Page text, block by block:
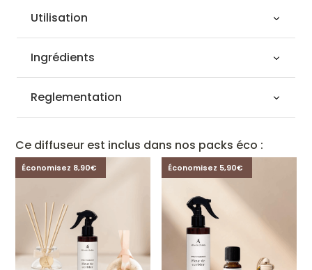
Utilisation
Ingrédients
Reglementation
Ce diffuseur est inclus dans nos packs éco :
Économisez 8,90€ Économisez 5,90€